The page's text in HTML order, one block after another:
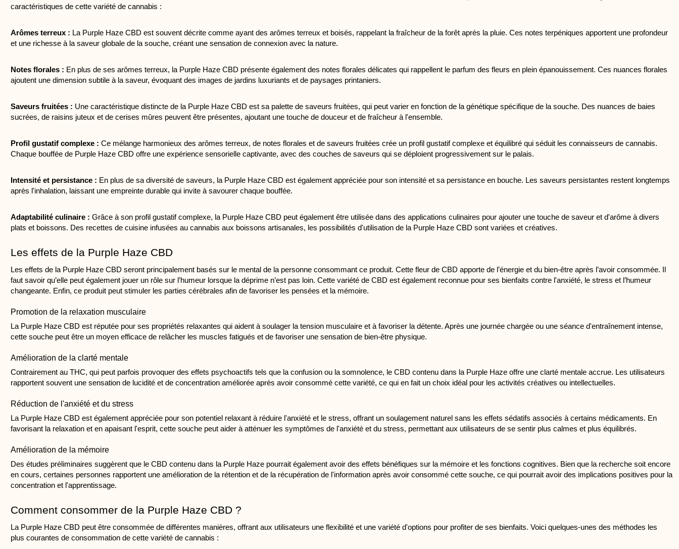
caractéristiques de cette variété de cannabis :
Arômes terreux : La Purple Haze CBD est souvent décrite comme ayant des arômes terreux et boisés, rappelant la fraîcheur de la forêt après la pluie. Ces notes terpéniques apportent une profondeur
et une richesse à la saveur globale de la souche, créant une sensation de connexion avec la nature.
Notes florales : En plus de ses arômes terreux, la Purple Haze CBD présente également des notes florales délicates qui rappellent le parfum des fleurs en plein épanouissement. Ces nuances florales
ajoutent une dimension subtile à la saveur, évoquant des images de jardins luxuriants et de paysages printaniers.
Saveurs fruitées : Une caractéristique distincte de la Purple Haze CBD est sa palette de saveurs fruitées, qui peut varier en fonction de la génétique spécifique de la souche. Des nuances de baies
sucrées, de raisins juteux et de cerises mûres peuvent être présentes, ajoutant une touche de douceur et de fraîcheur à l'ensemble.
Profil gustatif complexe : Ce mélange harmonieux des arômes terreux, de notes florales et de saveurs fruitées crée un profil gustatif complexe et équilibré qui séduit les connaisseurs de cannabis.
Chaque bouffée de Purple Haze CBD offre une expérience sensorielle captivante, avec des couches de saveurs qui se déploient progressivement sur le palais.
Intensité et persistance : En plus de sa diversité de saveurs, la Purple Haze CBD est également appréciée pour son intensité et sa persistance en bouche. Les saveurs persistantes restent longtemps
après l'inhalation, laissant une empreinte durable qui invite à savourer chaque bouffée.
Adaptabilité culinaire : Grâce à son profil gustatif complexe, la Purple Haze CBD peut également être utilisée dans des applications culinaires pour ajouter une touche de saveur et d'arôme à divers
plats et boissons. Des recettes de cuisine infusées au cannabis aux boissons artisanales, les possibilités d'utilisation de la Purple Haze CBD sont variées et créatives.
Les effets de la Purple Haze CBD
Les effets de la Purple Haze CBD seront principalement basés sur le mental de la personne consommant ce produit. Cette fleur de CBD apporte de l’énergie et du bien-être après l’avoir consommée. Il
faut savoir qu’elle peut également jouer un rôle sur l’humeur lorsque la déprime n’est pas loin. Cette variété de CBD est également reconnue pour ses bienfaits contre l'anxiété, le stress et l’humeur
changeante. Enfin, ce produit peut stimuler les parties cérébrales afin de favoriser les pensées et la mémoire.
Promotion de la relaxation musculaire
La Purple Haze CBD est réputée pour ses propriétés relaxantes qui aident à soulager la tension musculaire et à favoriser la détente. Après une journée chargée ou une séance d'entraînement intense,
cette souche peut être un moyen efficace de relâcher les muscles fatigués et de favoriser une sensation de bien-être physique.
Amélioration de la clarté mentale
Contrairement au THC, qui peut parfois provoquer des effets psychoactifs tels que la confusion ou la somnolence, le CBD contenu dans la Purple Haze offre une clarté mentale accrue. Les utilisateurs
rapportent souvent une sensation de lucidité et de concentration améliorée après avoir consommé cette variété, ce qui en fait un choix idéal pour les activités créatives ou intellectuelles.
Réduction de l'anxiété et du stress
La Purple Haze CBD est également appréciée pour son potentiel relaxant à réduire l'anxiété et le stress, offrant un soulagement naturel sans les effets sédatifs associés à certains médicaments. En
favorisant la relaxation et en apaisant l'esprit, cette souche peut aider à atténuer les symptômes de l'anxiété et du stress, permettant aux utilisateurs de se sentir plus calmes et plus équilibrés.
Amélioration de la mémoire
Des études préliminaires suggèrent que le CBD contenu dans la Purple Haze pourrait également avoir des effets bénéfiques sur la mémoire et les fonctions cognitives. Bien que la recherche soit encore
en cours, certaines personnes rapportent une amélioration de la rétention et de la récupération de l'information après avoir consommé cette souche, ce qui pourrait avoir des implications positives pour la
concentration et l'apprentissage.
Comment consommer de la Purple Haze CBD ?
La Purple Haze CBD peut être consommée de différentes manières, offrant aux utilisateurs une flexibilité et une variété d'options pour profiter de ses bienfaits. Voici quelques-unes des méthodes les
plus courantes de consommation de cette variété de cannabis :